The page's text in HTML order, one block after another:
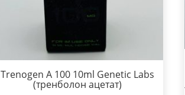
Trenogen A 100 10ml Genetic Labs
(тренболон ацетат)